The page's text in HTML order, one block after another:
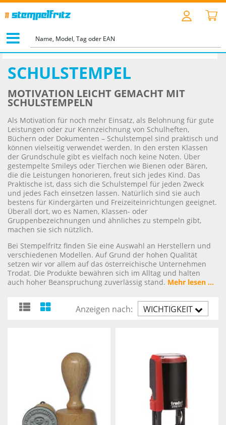
>
SCHULSTEMPEL
SCHULSTEMPEL
MOTIVATION LEICHT GEMACHT MIT
SCHULSTEMPELN
Als Motivation für noch mehr Einsatz, als Belohnung für gute
Leistungen oder zur Kennzeichnung von Schulheften,
Büchern oder Dokumenten – Schulstempel sind praktisch und
können vielseitig verwendet werden. In den ersten Klassen
der Grundschule gibt es vielfach noch keine Noten. Über
gestempelte Smileys oder Tierchen wie Bienen oder Bären,
die die Leistungen honorieren, freut sich jedes Kind. Das
Praktische ist, dass sich die Schulstempel für jeden Zweck
und jedes Fach einsetzen lassen. Natürlich sind sie auch
bestens für Kindergärten und Freizeiteinrichtungen geeignet.
Überall dort, wo es Namen, Klassen- oder
Gruppenbezeichnungen und ähnliches zu stempeln gibt,
machen sie sich nützlich.
Bei Stempelfritz finden Sie eine Auswahl an Herstellern und
verschiedenen Modellen. Auf Grund der hohen Qualität
setzen wir vor allem auf das österreichische Unternehmen
Trodat. Die Produkte bewähren sich im Alltag und halten
auch hoher Beanspruchung zuverlässig stand. Mehr lesen ...
WICHTIGKEIT
Anzeigen nach: